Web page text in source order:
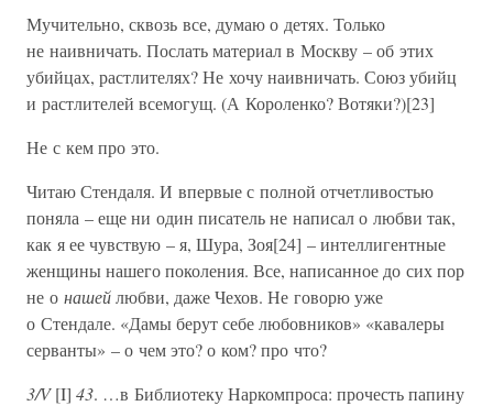
Мучительно, сквозь все, думаю о детях. Только
не наивничать. Послать материал в Москву – об этих
убийцах, растлителях? Не хочу наивничать. Союз убийц
и растлителей всемогущ. (А Короленко? Вотяки?)[23]
Не с кем про это.
Читаю Стендаля. И впервые с полной отчетливостью
поняла – еще ни один писатель не написал о любви так,
как я ее чувствую – я, Шура, Зоя[24] – интеллигентные
женщины нашего поколения. Все, написанное до сих пор
не о нашейлюбви, даже Чехов. Не говорю уже
о Стендале. «Дамы берут себе любовников» «кавалеры
серванты» – о чем это? о ком? про что?
3/V[I] 43. …в Библиотеку Наркомпроса: прочесть папину